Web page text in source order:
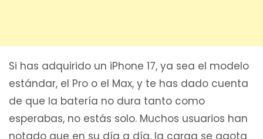
Si has adquirido un iPhone 17, ya sea el modelo
estándar, el Pro o el Max, y te has dado cuenta
de que la batería no dura tanto como
esperabas, no estás solo. Muchos usuarios han
notado que en su día a día, la carga se agota